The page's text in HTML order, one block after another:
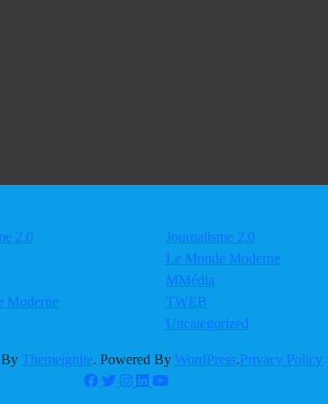
By Themeignite. Powered By WordPress.Privacy Policy
Facebook
TwitterInstagram
Linkedin